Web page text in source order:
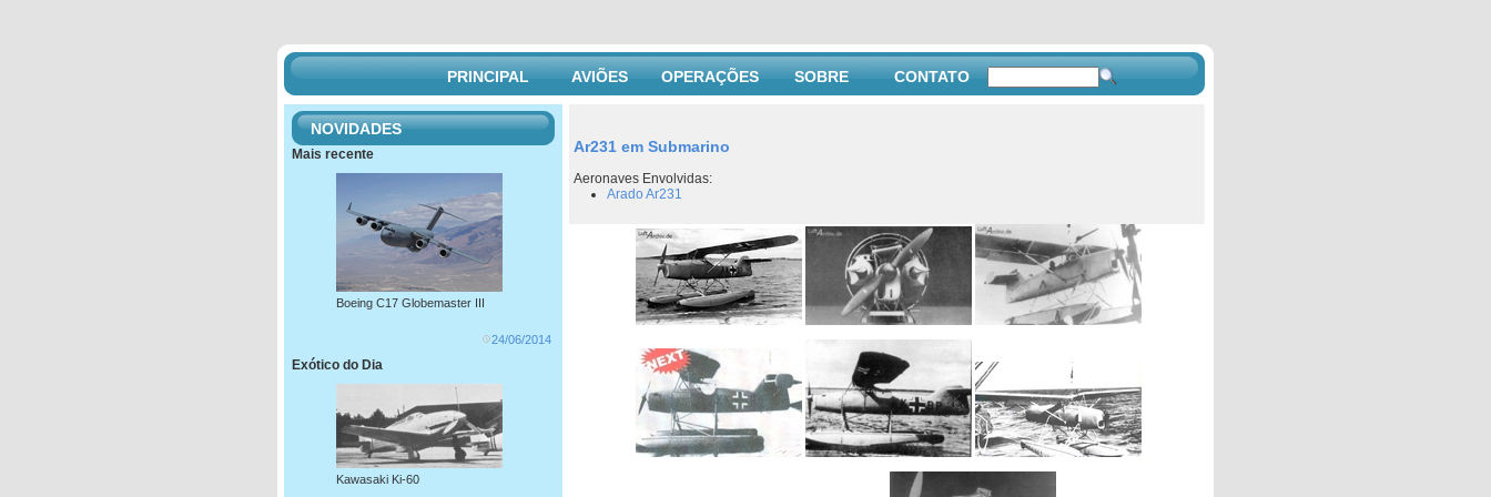
PRINCIPAL AVIÕES OPERAÇÕES SOBRE CONTATO
Ar231 em Submarino
Aeronaves Envolvidas:
Arado Ar231
NOVIDADES
Mais recente
Boeing C17 Globemaster III
24/06/2014
Exótico do Dia
Kawasaki Ki-60